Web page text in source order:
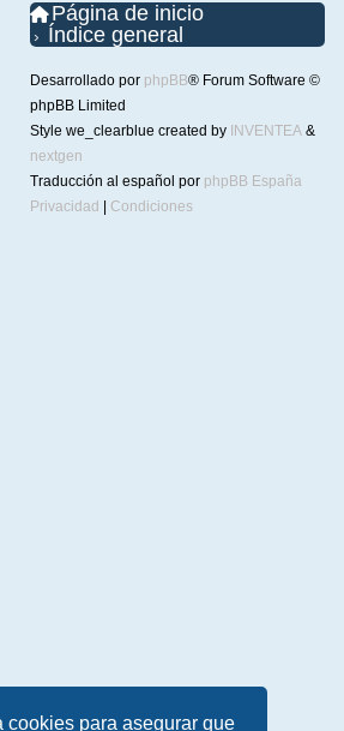
cookies para asegurar que
Página de inicio
Índice general
Desarrollado por phpBB® Forum Software ©
phpBB Limited
Style we_clearblue created by INVENTEA &
nextgen
Traducción al español por phpBB España
Privacidad
Condiciones